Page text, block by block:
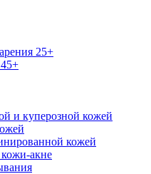
25+
и куперозной кожей
кожей
акне